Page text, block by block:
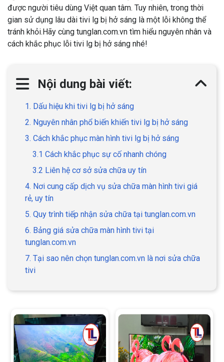
được người tiêu dùng Việt quan tâm. Tuy nhiên, trong thời
gian sử dụng lâu dài tivi lg bị hở sáng là một lỗi không thể
tránh khỏi.Hãy cùng tunglan.com.vn tìm hiểu nguyên nhân và
cách khắc phục lỗi tivi lg bị hở sáng nhé!
Nội dung bài viết:
1. Dấu hiệu khi tivi lg bị hở sáng
2. Nguyên nhân phổ biến khiến tivi lg bị hở sáng
3. Cách khắc phục màn hình tivi lg bị hở sáng
3.1 Cách khắc phục sự cố nhanh chóng
3.2 Liên hệ cơ sở sửa chữa uy tín
4. Nơi cung cấp dịch vụ sửa chữa màn hình tivi giá
rẻ, uy tín
5. Quy trình tiếp nhận sửa chữa tại tunglan.com.vn
6. Bảng giá sửa chữa màn hình tivi tại
tunglan.com.vn
7. Tại sao nên chọn tunglan.com.vn là nơi sửa chữa
tivi